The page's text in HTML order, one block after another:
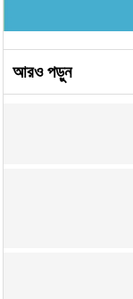
আরও পড়ুন